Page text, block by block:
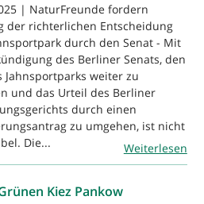
| NaturFreunde fordern
der richterlichen Entscheidung
durch den Senat - Mit
des Berliner Senats, den
Jahnsportparks weiter zu
und das Urteil des Berliner
durch einen
zu umgehen, ist nicht
Die...
Weiterlesen
Kiez Pankow